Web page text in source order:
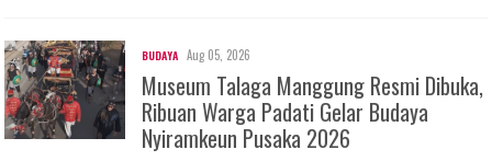
BUDAYA Aug 05, 2026
Museum Talaga Manggung Resmi Dibuka,
Ribuan Warga Padati Gelar Budaya
Nyiramkeun Pusaka 2026